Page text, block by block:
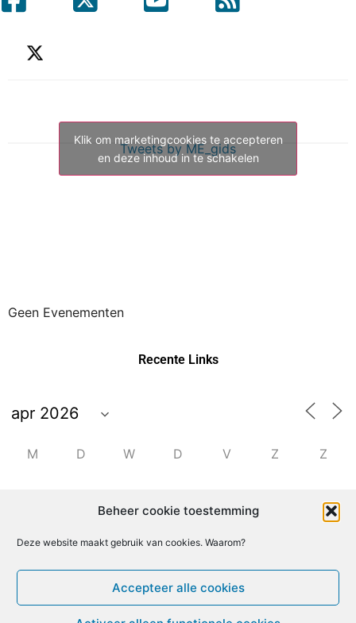
Beheer cookie toestemming
Deze website maakt gebruik van cookies. Waarom?
Accepteer alle cookies
Tweets by ME_gids
Klik om marketingcookies te accepteren
en deze inhoud in te schakelen
Geen Evenementen
Recente Links
M D W D V Z Z
6 7 8 9 10
15 16 17